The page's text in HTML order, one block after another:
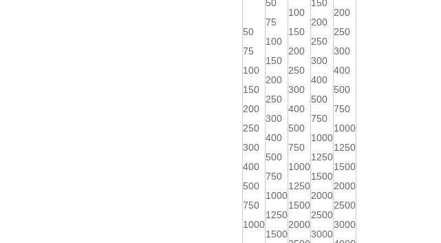
50
75
100
150
200
250
300
400
500
750
1000
50
75
100
150
200
250
300
400
500
750
1000
1250
1500
100
150
200
250
300
400
500
750
1000
1250
1500
2000
150
200
250
300
400
500
750
1000
1250
1500
2000
2500
3000
200
250
300
400
500
750
1000
1250
1500
2000
2500
3000